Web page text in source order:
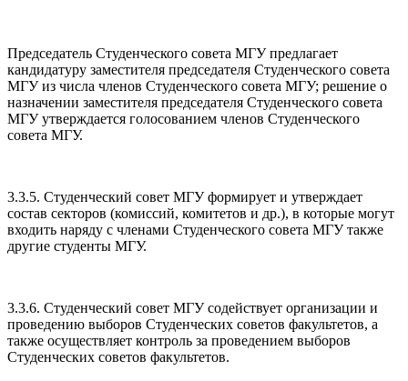
Председатель Студенческого совета МГУ предлагает
кандидатуру заместителя председателя Студенческого совета
МГУ из числа членов Студенческого совета МГУ; решение о
назначении заместителя председателя Студенческого совета
МГУ утверждается голосованием членов Студенческого
совета МГУ.
3.3.5. Студенческий совет МГУ формирует и утверждает
состав секторов (комиссий, комитетов и др.), в которые могут
входить наряду с членами Студенческого совета МГУ также
другие студенты МГУ.
3.3.6. Студенческий совет МГУ содействует организации и
проведению выборов Студенческих советов факультетов, а
также осуществляет контроль за проведением выборов
Студенческих советов факультетов.